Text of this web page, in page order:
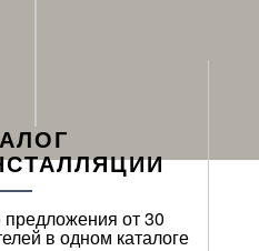
от 30
в одном каталоге